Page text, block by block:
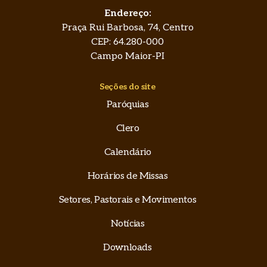
Endereço:
Praça Rui Barbosa, 74, Centro
CEP: 64.280-000
Campo Maior-PI
Seções do site
Paróquias
Clero
Calendário
Horários de Missas
Setores, Pastorais e Movimentos
Notícias
Downloads